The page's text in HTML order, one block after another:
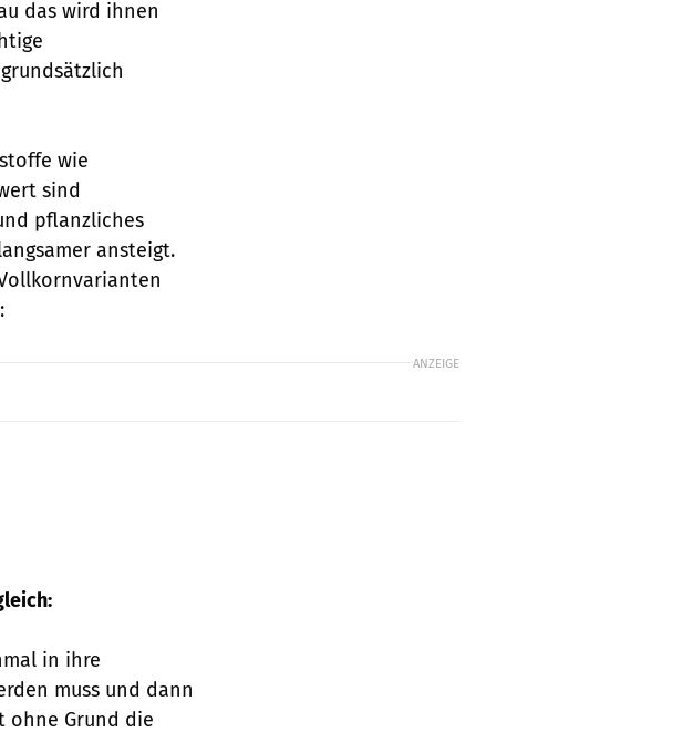
das wird ihnen
wie
sind
pflanzliches
ansteigt.
ANZEIGE
in ihre
muss und dann
ohne Grund die